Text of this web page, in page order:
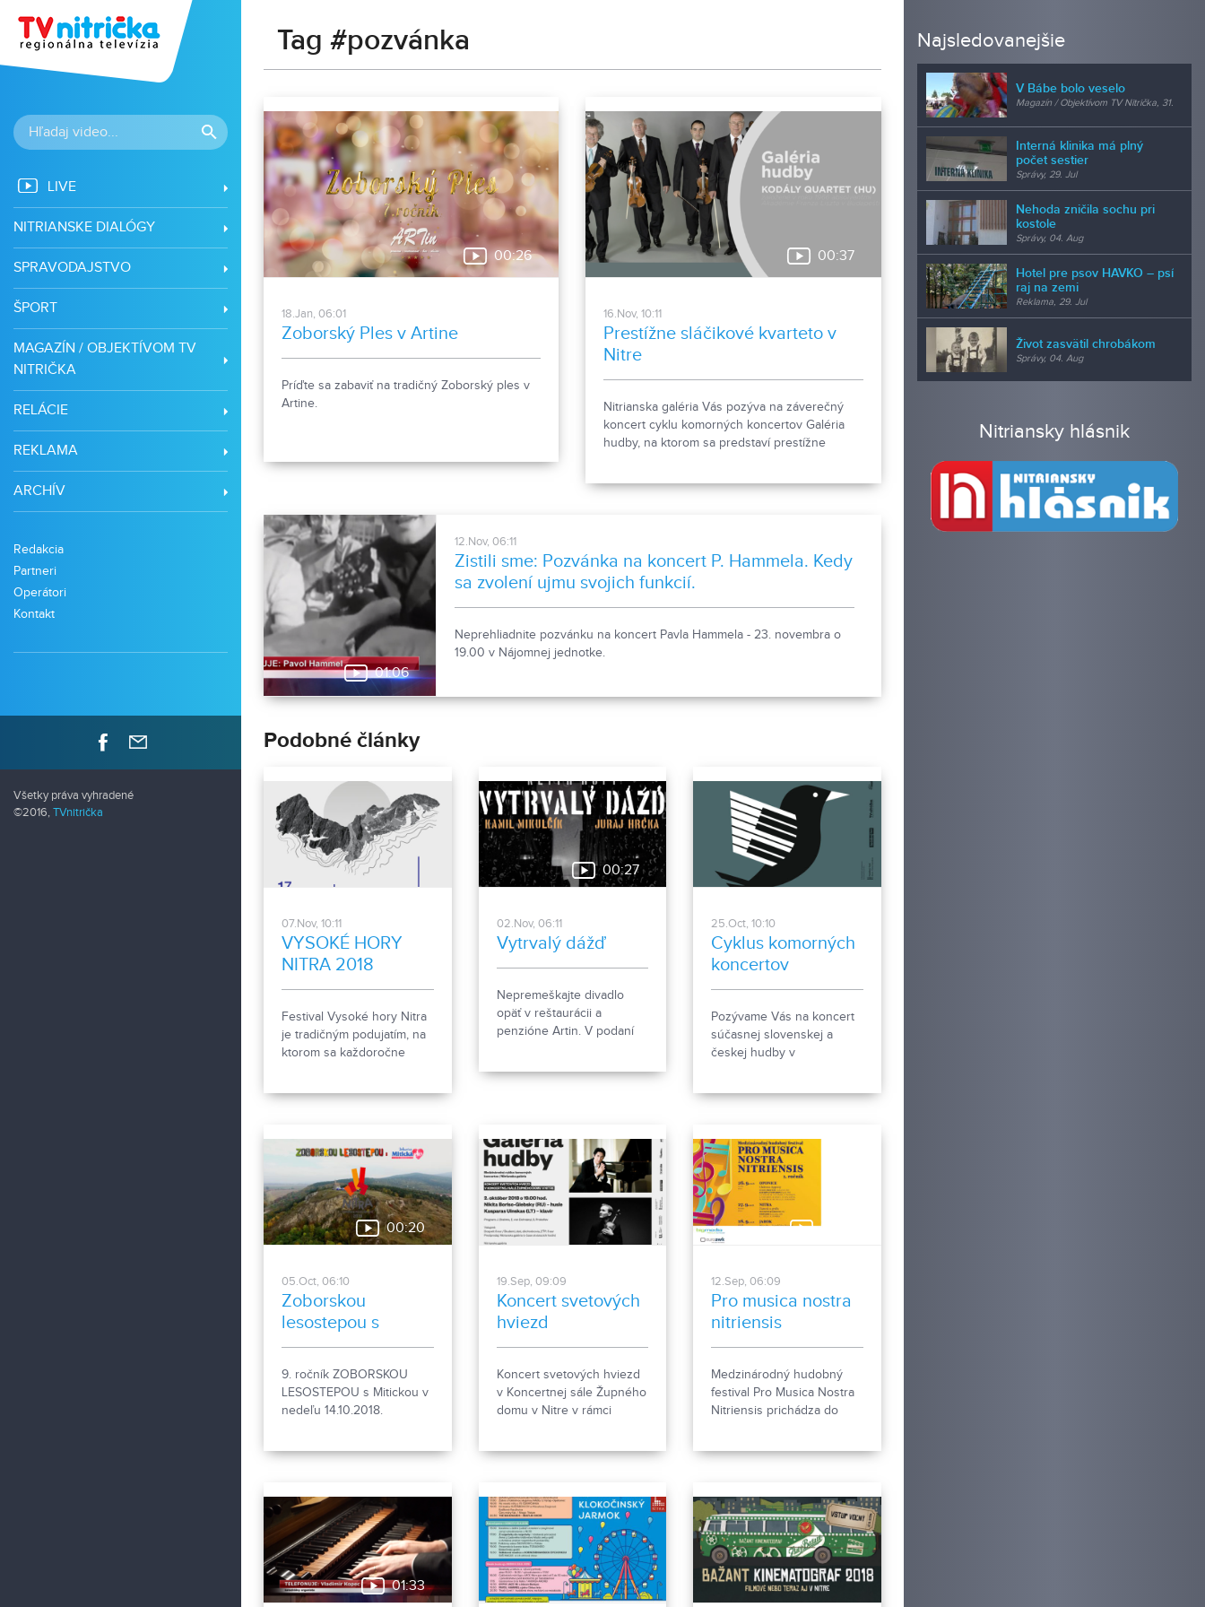
LIVE
NITRIANSKE DIALÓGY
SPRAVODAJSTVO
ŠPORT
MAGAZÍN / OBJEKTÍVOM TV
NITRIČKA
RELÁCIE
REKLAMA
ARCHÍV
Redakcia
Partneri
Operátori
Kontakt
Všetky práva vyhradené
©2016, TVnitrička
Tag #pozvánka
00:26
18.Jan, 06:01
Zoborský Ples v Artine
Príďte sa zabaviť na tradičný Zoborský ples v
Artine.
00:37
16.Nov, 10:11
Prestížne sláčikové kvarteto v
Nitre
Nitrianska galéria Vás pozýva na záverečný
koncert cyklu komorných koncertov Galéria
hudby, na ktorom sa predstaví prestížne
01:06
12.Nov, 06:11
Zistili sme: Pozvánka na koncert P. Hammela. Kedy
sa zvolení ujmu svojich funkcií.
Neprehliadnite pozvánku na koncert Pavla Hammela - 23. novembra o
19.00 v Nájomnej jednotke.
Podobné články
07.Nov, 10:11
VYSOKÉ HORY
NITRA 2018
Festival Vysoké hory Nitra
je tradičným podujatím, na
ktorom sa každoročne
00:27
02.Nov, 06:11
Vytrvalý dážď
Nepremeškajte divadlo
opäť v reštaurácii a
penzióne Artin. V podaní
25.Oct, 10:10
Cyklus komorných
koncertov
pokračuje
Pozývame Vás na koncert
súčasnej slovenskej a
českej hudby v
Koncertnej sále Župného
domu v Nitre 14. 11. 2018 o
19.00 hod.
00:20
05.Oct, 06:10
Zoborskou
lesostepou s
Mitickou
9. ročník ZOBORSKOU
LESOSTEPOU s Mitickou v
nedeľu 14.10.2018.
19.Sep, 09:09
Koncert svetových
hviezd
Koncert svetových hviezd
v Koncertnej sále Župného
domu v Nitre v rámci
00:13
12.Sep, 06:09
Pro musica nostra
nitriensis
Medzinárodný hudobný
festival Pro Musica Nostra
Nitriensis prichádza do
01:33
Najsledovanejšie
V Bábe bolo veselo
Magazín / Objektívom TV Nitrička, 31.
Interná klinika má plný
počet sestier
Správy, 29. Jul
Nehoda zničila sochu pri
kostole
Správy, 04. Aug
Hotel pre psov HAVKO – psí
raj na zemi
Reklama, 29. Jul
Život zasvätil chrobákom
Správy, 04. Aug
Nitriansky hlásnik